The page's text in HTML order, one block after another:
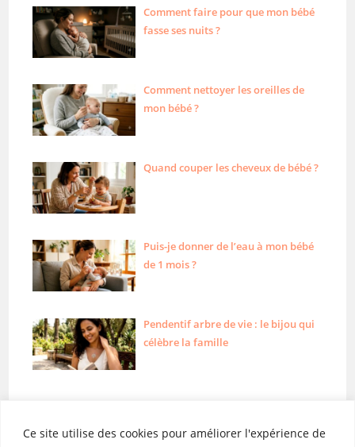
Ce site utilise des cookies pour améliorer l'expérience de
Comment faire pour que mon bébé
fasse ses nuits ?
Comment nettoyer les oreilles de
mon bébé ?
Quand couper les cheveux de bébé ?
Puis-je donner de l’eau à mon bébé
de 1 mois ?
Pendentif arbre de vie : le bijou qui
célèbre la famille